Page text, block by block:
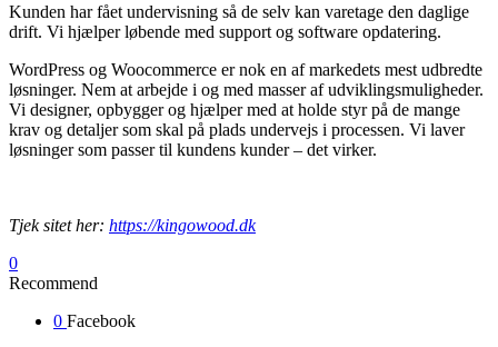
Kunden har fået undervisning så de selv kan varetage den daglige
drift. Vi hjælper løbende med support og software opdatering.
WordPress og Woocommerce er nok en af markedets mest udbredte
løsninger. Nem at arbejde i og med masser af udviklingsmuligheder.
Vi designer, opbygger og hjælper med at holde styr på de mange
krav og detaljer som skal på plads undervejs i processen. Vi laver
løsninger som passer til kundens kunder – det virker.
Tjek sitet her: https://kingowood.dk
0
Recommend
0 Facebook